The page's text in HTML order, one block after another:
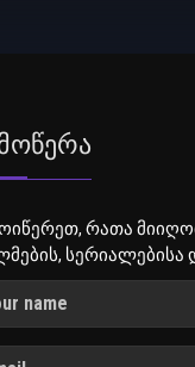
რათა
სერიალებისა